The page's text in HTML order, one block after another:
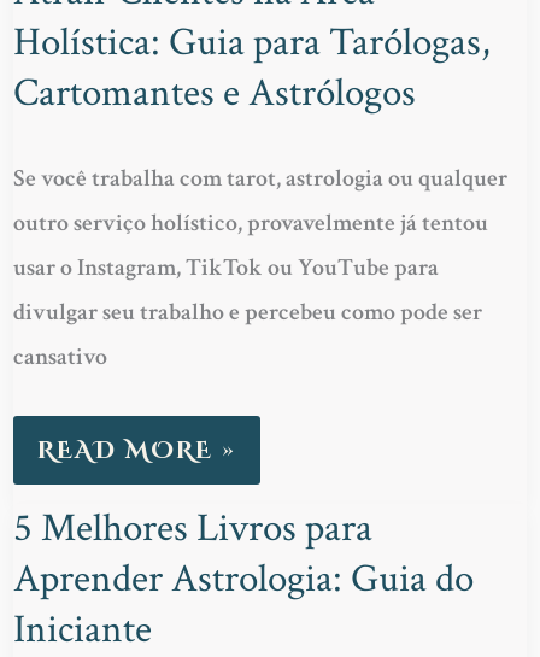
Holística: Guia para Tarólogas,
Cartomantes e Astrólogos
Se você trabalha com tarot, astrologia ou qualquer
outro serviço holístico, provavelmente já tentou
usar o Instagram, TikTok ou YouTube para
divulgar seu trabalho e percebeu como pode ser
cansativo
O
PINTEREST
PARA
ATRAIR
CLIENTES
ÁREA
TARÓLOGAS,
CARTOMANTES
ASTRÓLOGOS
READ MORE »
5 Melhores Livros para
Aprender Astrologia: Guia do
Iniciante
5
MELHORES
LIVROS